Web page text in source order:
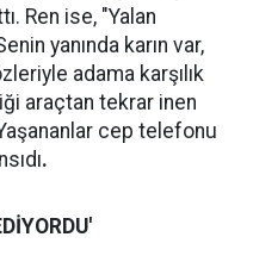
Ren ise, "Yalan
yanında karın var,
adama karşılık
araçtan tekrar inen
cep telefonu
.